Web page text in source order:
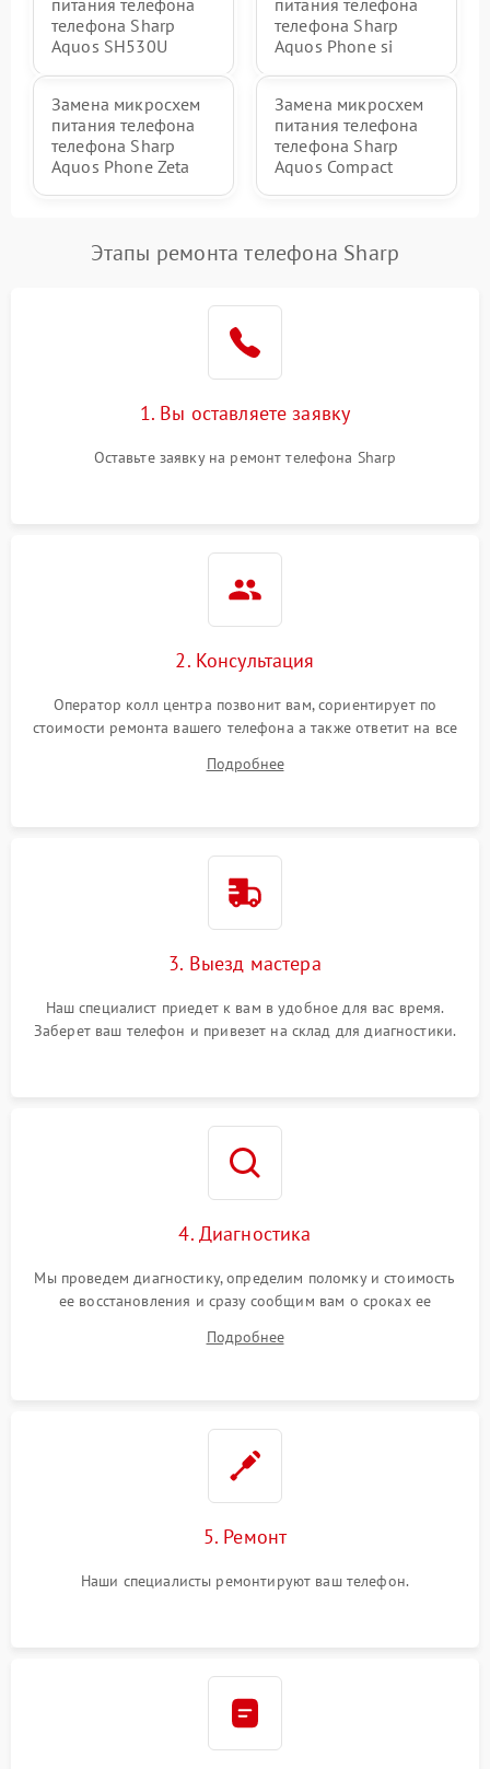
телефона Sharp
Aquos SH530U
телефона Sharp
Aquos Phone si
Замена микросхем
питания телефона
телефона Sharp
Aquos Phone Zeta
Замена микросхем
питания телефона
телефона Sharp
Aquos Compact
Этапы ремонта телефона Sharp
1. Вы оставляете заявку
Оставьте заявку на ремонт телефона Sharp
2. Консультация
Оператор колл центра позвонит вам, сориентирует по
стоимости ремонта вашего телефона а также ответит на все
Подробнее
3. Выезд мастера
Наш специалист приедет к вам в удобное для вас время.
Заберет ваш телефон и привезет на склад для диагностики.
4. Диагностика
Мы проведем диагностику, определим поломку и стоимость
ее восстановления и сразу сообщим вам о сроках ее
Подробнее
5. Ремонт
Наши специалисты ремонтируют ваш телефон.